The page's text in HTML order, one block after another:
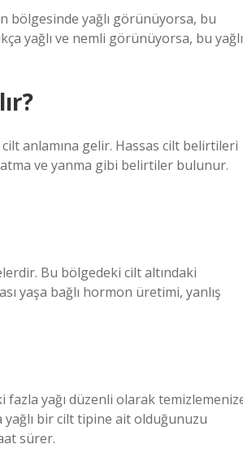
bölgesinde yağlı görünüyorsa, bu
yağlı ve nemli görünüyorsa, bu yağlı
anlamına gelir. Hassas cilt belirtileri
ve yanma gibi belirtiler bulunur.
Bu bölgedeki cilt altındaki
yaşa bağlı hormon üretimi, yanlış
yağı düzenli olarak
yağlı bir cilt tipine ait olduğunuzu
sürer.